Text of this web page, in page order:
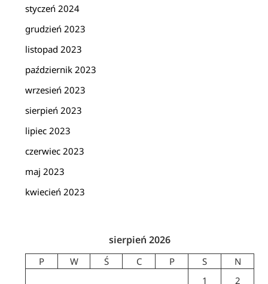
styczeń 2024
grudzień 2023
listopad 2023
październik 2023
wrzesień 2023
sierpień 2023
lipiec 2023
czerwiec 2023
maj 2023
kwiecień 2023
sierpień 2026
P W Ś C P S
N
1
2